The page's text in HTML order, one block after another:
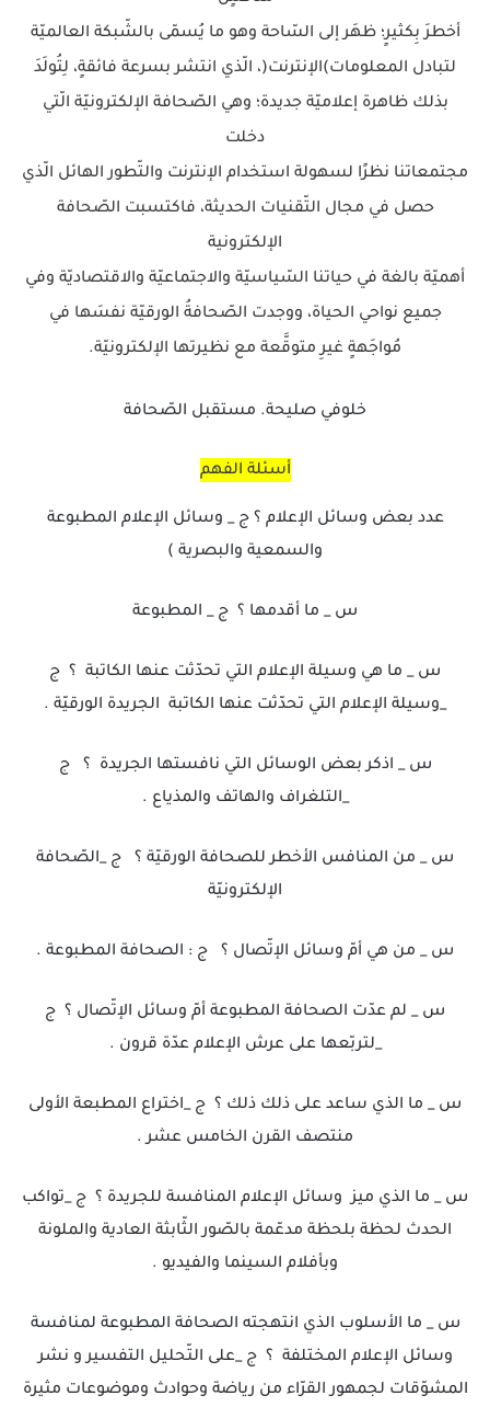
أخطرَ بِكثيرٍ؛ ظهَر إلى السّاحة وهو ما يُسمّى بالشّبكة العالميّة
لتبادل المعلومات)الإنترنت(، الّذي انتشر بسرعة فائقةٍ، لِتُولَدَ
بذلك ظاهرة إعلاميّة جديدة؛ وهي الصّحافة الإلكترونيّة الّتي
دخلت
مجتمعاتنا نظرًا لسهولة استخدام الإنترنت والتّطور الهائل الّذي
حصل في مجال التّقنيات الحديثة، فاكتسبت الصّحافة
الإلكترونية
أهميّة بالغة في حياتنا السّياسيّة والاجتماعيّة والاقتصاديّة وفي
جميع نواحي الحياة، ووجدت الصّحافةُ الورقيّة نفسَها في
مُواجَهةٍ غيرِ متوقَّعة مع نظيرتها الإلكترونيّة.
خلوفي صليحة. مستقبل الصّحافة
أسئلة الفهم
عدد بعض وسائل الإعلام ؟ ج _ وسائل الإعلام المطبوعة
والسمعية والبصرية )
س _ ما أقدمها ؟ ج _ المطبوعة
س _ ما هي وسيلة الإعلام التي تحدّثت عنها الكاتبة ؟ ج
_وسيلة الإعلام التي تحدّثت عنها الكاتبة الجريدة الورقيّة .
س _ اذكر بعض الوسائل التي نافستها الجريدة ؟ ج
_التلغراف والهاتف والمذياع .
س _ من المنافس الأخطر للصحافة الورقيّة ؟ ج _الصّحافة
الإلكترونيّة
س _ من هي أمّ وسائل الإتّصال ؟ ج : الصحافة المطبوعة .
س _ لم عدّت الصحافة المطبوعة أمّ وسائل الإتّصال ؟ ج
_لتربّعها على عرش الإعلام عدّة قرون .
س _ ما الذي ساعد على ذلك ذلك ؟ ج _اختراع المطبعة الأولى
منتصف القرن الخامس عشر .
س _ ما الذي ميز وسائل الإعلام المنافسة للجريدة ؟ ج _تواكب
الحدث لحظة بلحظة مدعّمة بالصّور الثّابثة العادية والملونة
وبأفلام السينما والفيديو .
س _ ما الأسلوب الذي انتهجته الصحافة المطبوعة لمنافسة
وسائل الإعلام المختلفة ؟ ج _على التّحليل التفسير و نشر
المشوّقات لجمهور القرّاء من رياضة وحوادث وموضوعات مثيرة